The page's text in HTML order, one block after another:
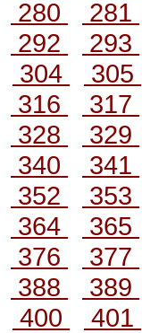
280
281
292
293
304
305
316
317
328
329
340
341
352
353
364
365
376
377
388
389
400
401